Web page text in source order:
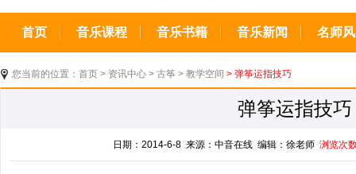
首页 音乐课程 音乐书籍 音乐新闻 名师
您当前的位置： 首页 > 资讯中心 > 古筝 > 教学空间 > 弹筝运指技巧
弹筝运指技巧
日期：2014-6-8 来源：中音在线 编辑：徐老师 浏览次